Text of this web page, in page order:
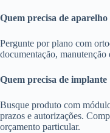
Quem precisa de aparelho
Pergunte por plano com
documentação, manutenção
Quem precisa de implante
Busque produto com
prazos e autorizações.
orçamento particular.